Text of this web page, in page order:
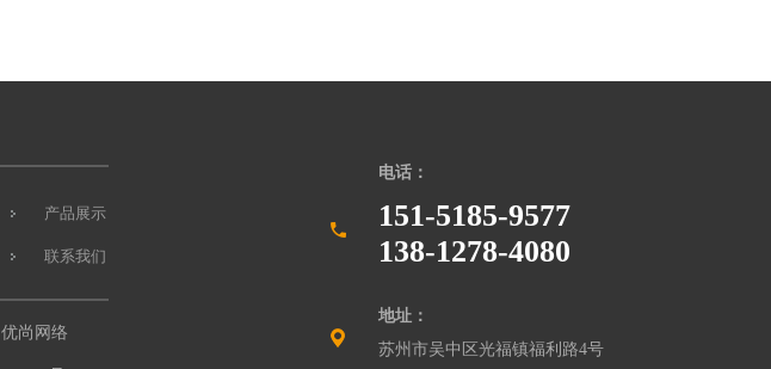
产品展示
联系我们
优尚网络
电话：
151-5185-9577
138-1278-4080
地址：
苏州市吴中区光福镇福利路4号